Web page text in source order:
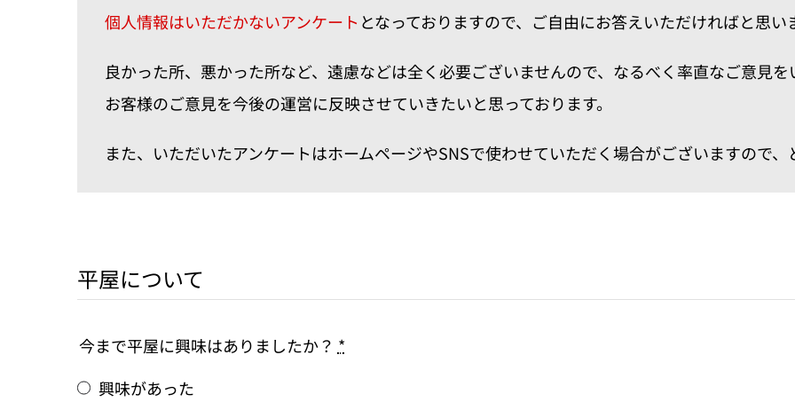
個人情報はいただかないアンケート となっておりますので、ご自由にお答えいただければと思い
良かった所、悪かった所など、遠慮などは全く必要ございませんので、なるべく率直なご意見を
お客様のご意見を今後の運営に反映させていきたいと思っております。
また、いただいたアンケートはホームページやSNSで使わせていただく場合がございますので、
平屋について
今まで平屋に興味はありましたか？ *
興味があった